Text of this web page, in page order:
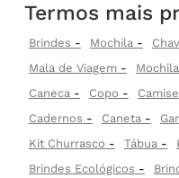
Termos mais
Brindes Mochila
Mala de Viagem
Caneca
Copo
Cadernos
Caneta
Kit Churrasco
Tábua
Brindes Ecológicos